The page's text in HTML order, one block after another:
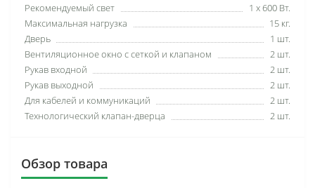
Рекомендуемый свет
1 х 600 Вт.
Максимальная нагрузка
15 кг.
Дверь
1 шт.
Вентиляционное окно с сеткой и клапаном
2 шт.
Рукав входной
2 шт.
Рукав выходной
2 шт.
Для кабелей и коммуникаций
2 шт.
Технологический клапан-дверца
2 шт.
Обзор товара